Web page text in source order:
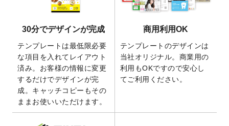
きるようになりました！
の全4ステップを解説！」を公開いたしまし
た。
2026/4/23
コラム「 画像の配置・差し替え・トリミン
グ」「テンプレート間でパーツを流用する
方法」を公開いたしました。
2026/4/21
アクリルキーホルダーのデザインテンプレ
ート を追加いたしました。
30分でデザインが完成
テンプレートは最低限必要
な項目を入れてレイアウト
済み。お客様の情報に変更
するだけでデザインが完
成。キャッチコピーもその
ままお使いいただけます。
商用利用OK
テンプレートのデザインは
当社オリジナル。商業用の
利用もOKですので安心し
てご利用ください。